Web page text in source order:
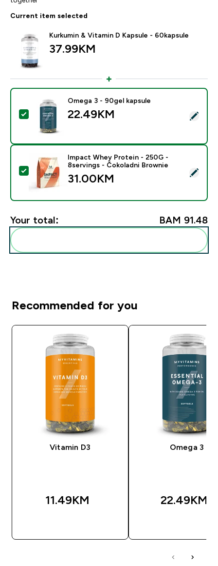
Current item selected
Kurkumin & Vitamin D Kapsule - 60kapsule
37.99KM‎
Select this product - Omega 3 - 90gel kapsule
Omega 3 - 90gel kapsule
22.49KM‎
Select this product - Impact Whey Protein - 250G -
Impact Whey Protein - 250G -
8servings - Čokoladni Brownie
31.00KM‎
Your total: BAM 91.48‎
Recommended for you
Vitamin D3
11.49KM‎
Omega 3
22.49KM‎